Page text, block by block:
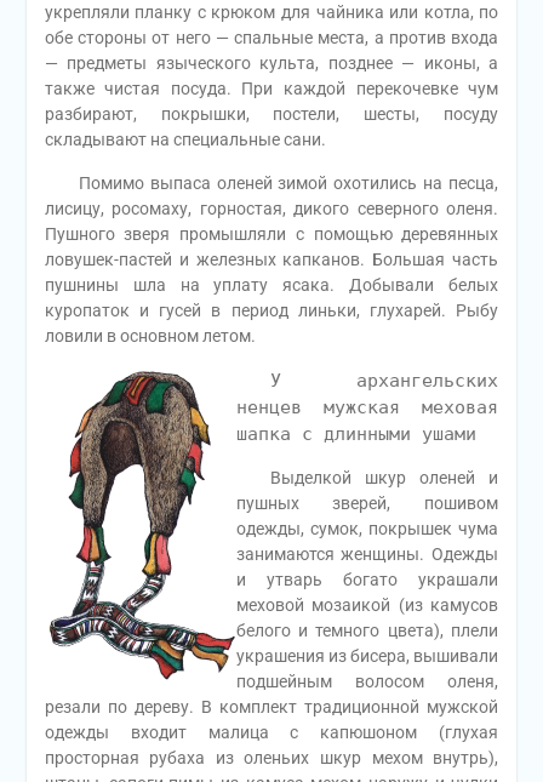
укрепляли планку с крюком для чайника или котла, по
обе стороны от него — спальные места, а против входа
— предметы языческого культа, позднее — иконы, а
также чистая посуда. При каждой перекочевке чум
разбирают, покрышки, постели, шесты, посуду
складывают на специальные сани.
Помимо выпаса оленей зимой охотились на песца,
лисицу, росомаху, горностая, дикого северного оленя.
Пушного зверя промышляли с помощью деревянных
ловушек-пастей и железных капканов. Большая часть
пушнины шла на уплату ясака. Добывали белых
куропаток и гусей в период линьки, глухарей. Рыбу
ловили в основном летом.
У архангельских
ненцев мужская меховая
шапка с длинными ушами
Выделкой шкур оленей и
пушных зверей, пошивом
одежды, сумок, покрышек чума
занимаются женщины. Одежды
и утварь богато украшали
меховой мозаикой (из камусов
белого и темного цвета), плели
украшения из бисера, вышивали
подшейным волосом оленя,
резали по дереву. В комплект традиционной мужской
одежды входит малица с капюшоном (глухая
просторная рубаха из оленьих шкур мехом внутрь),